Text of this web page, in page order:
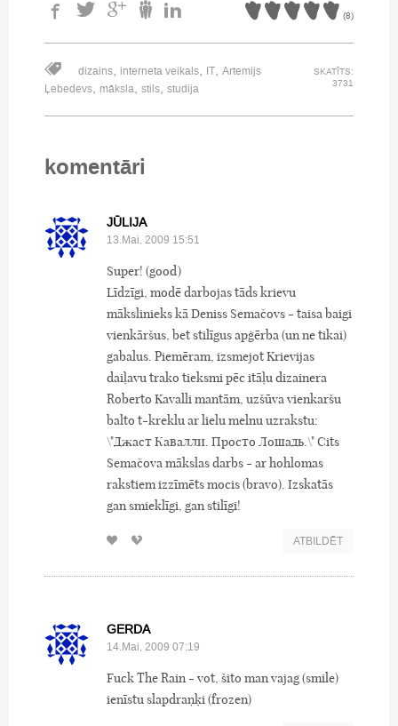
(8)
dizains, interneta veikals, IT, Artemijs
Ļebedevs, māksla, stils, studija
SKATĪTS:
3731
komentāri
JŪLIJA
13.Mai, 2009 15:51
Super! (good)
Līdzīgi, modē darbojas tāds krievu
mākslinieks kā Deniss Semačovs - taisa baigi
vienkāršus, bet stilīgus apģērba (un ne tikai)
gabalus. Piemēram, izsmejot Krievijas
daiļavu trako tieksmi pēc itāļu dizainera
Roberto Kavalli mantām, uzšūva vienkaršu
balto t-kreklu ar lielu melnu uzrakstu:
\"Джаст Кавалли. Просто Лошадь.\" Cits
Semačova mākslas darbs - ar hohlomas
rakstiem izzīmēts mocis (bravo). Izskatās
gan smieklīgi, gan stilīgi!
ATBILDĒT
GERDA
14.Mai, 2009 07:19
Fuck The Rain - vot, šito man vajag (smile)
ienīstu slapdraņķi (frozen)